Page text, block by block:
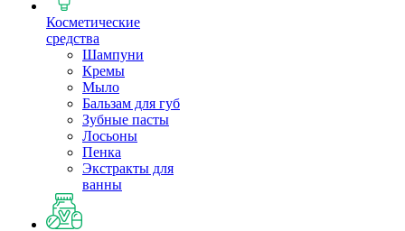
Косметические
средства
Шампуни
Кремы
Мыло
Бальзам для губ
Зубные пасты
Лосьоны
Пенка
Экстракты для
ванны